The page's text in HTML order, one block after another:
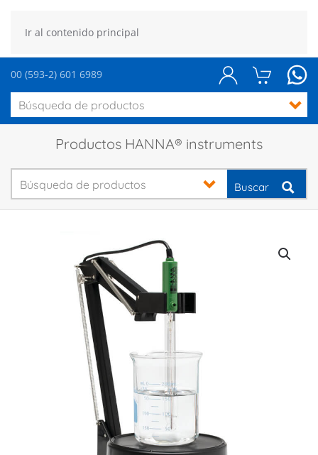
Ir al contenido principal
00 (593-2) 601 6989
Productos HANNA® instruments
Buscar